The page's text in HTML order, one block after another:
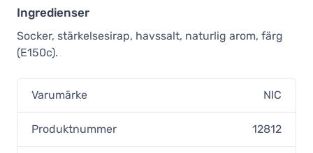
Ingredienser
Socker, stärkelsesirap, havssalt, naturlig arom, färg
(E150c).
Varumärke NIC
Produktnummer 12812